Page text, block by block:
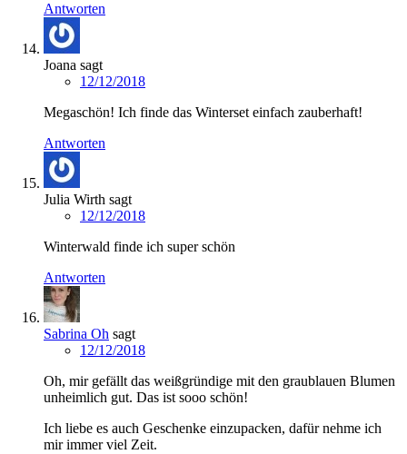
Antworten
Joana sagt
12/12/2018
Megaschön! Ich finde das Winterset einfach zauberhaft!
Antworten
Julia Wirth sagt
12/12/2018
Winterwald finde ich super schön
Antworten
Sabrina Oh sagt
12/12/2018
Oh, mir gefällt das weißgründige mit den graublauen Blumen
unheimlich gut. Das ist sooo schön!
Ich liebe es auch Geschenke einzupacken, dafür nehme ich
mir immer viel Zeit.